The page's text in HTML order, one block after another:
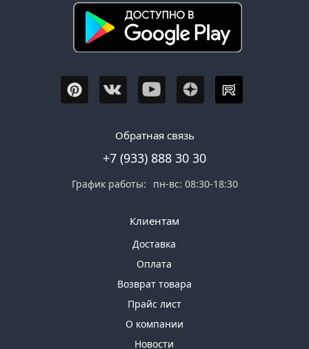
Обратная связь
+7 (933) 888 30 30
График работы: пн-вс: 08:30-18:30
Клиентам
Доставка
Оплата
Возврат товара
Прайс лист
О компании
Новости